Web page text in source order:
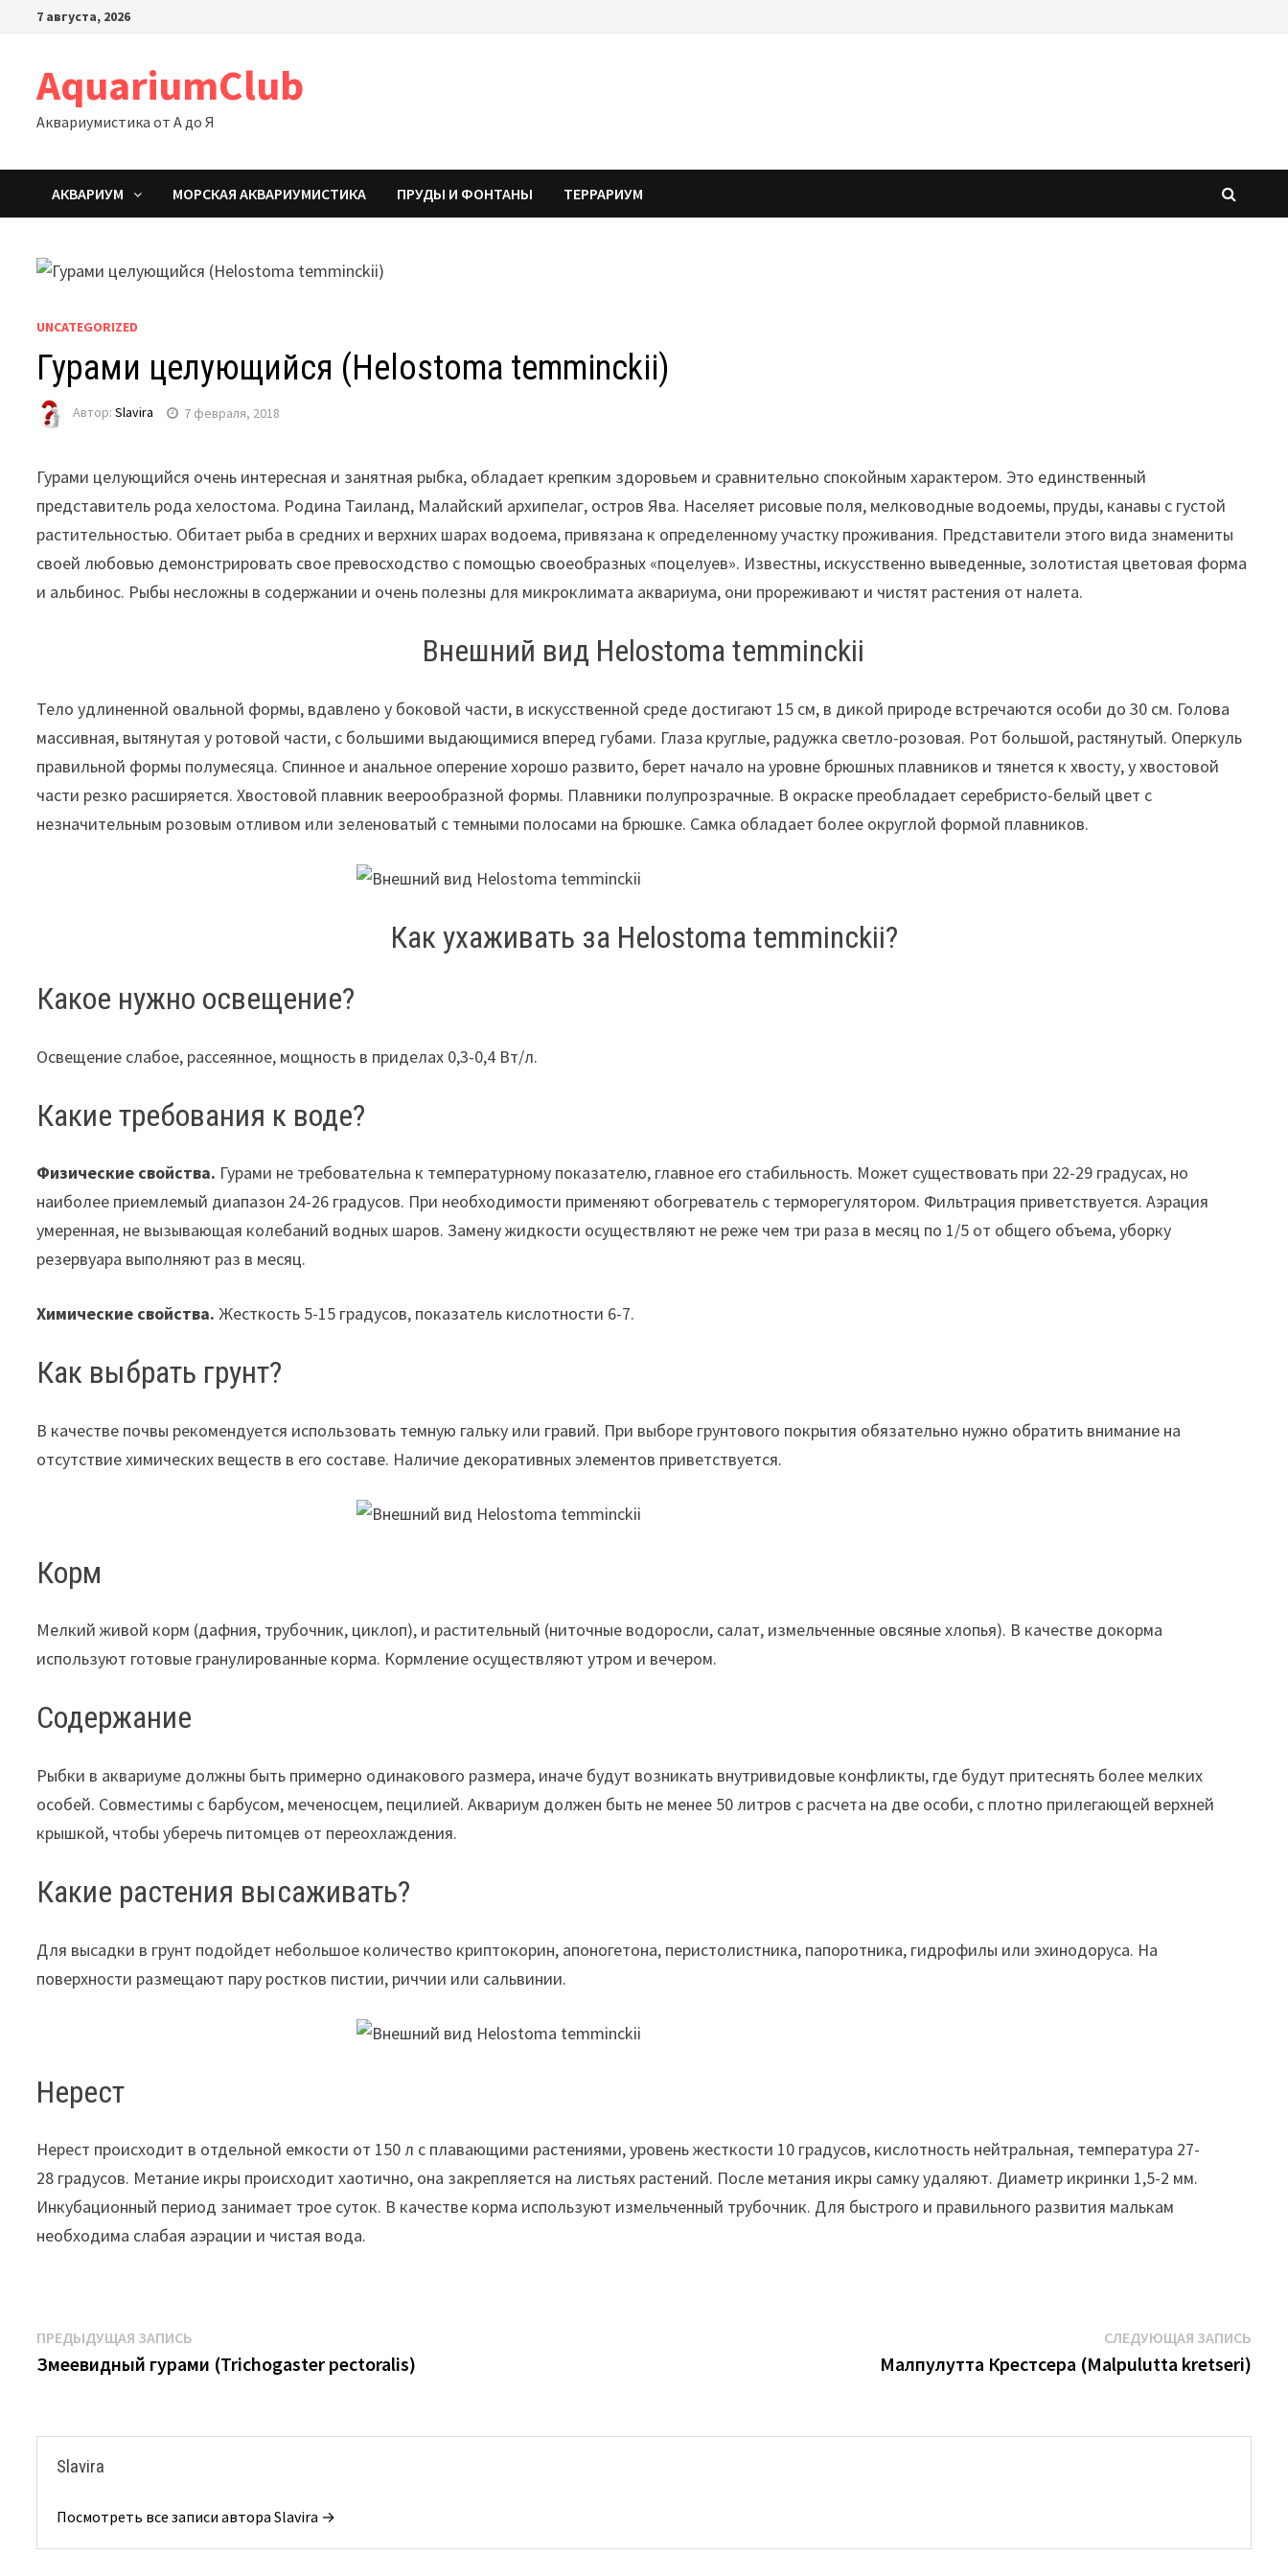
Перейти7 августа, 2026
AquariumClub
Аквариумистика от А до Я
АКВАРИУМ МОРСКАЯ АКВАРИУМИСТИКА ПРУДЫ И ФОНТАНЫ ТЕРРАРИУМ
UNCATEGORIZED
Гурами целующийся (Helostoma temminckii)
Автор:Slavira 7 февраля, 2018
Гурами целующийся очень интересная и занятная рыбка, обладает крепким здоровьем и сравнительно спокойным характером. Это единственный
представитель рода хелостома. Родина Таиланд, Малайский архипелаг, остров Ява. Населяет рисовые поля, мелководные водоемы, пруды, канавы с густой
растительностью. Обитает рыба в средних и верхних шарах водоема, привязана к определенному участку проживания. Представители этого вида знамениты
своей любовью демонстрировать свое превосходство с помощью своеобразных «поцелуев». Известны, искусственно выведенные, золотистая цветовая форма
и альбинос. Рыбы несложны в содержании и очень полезны для микроклимата аквариума, они прореживают и чистят растения от налета.
Внешний вид Helostoma temminckii
Тело удлиненной овальной формы, вдавлено у боковой части, в искусственной среде достигают 15 см, в дикой природе встречаются особи до 30 см. Голова
массивная, вытянутая у ротовой части, с большими выдающимися вперед губами. Глаза круглые, радужка светло-розовая. Рот большой, растянутый. Оперкуль
правильной формы полумесяца. Спинное и анальное оперение хорошо развито, берет начало на уровне брюшных плавников и тянется к хвосту, у хвостовой
части резко расширяется. Хвостовой плавник веерообразной формы. Плавники полупрозрачные. В окраске преобладает серебристо-белый цвет с
незначительным розовым отливом или зеленоватый с темными полосами на брюшке. Самка обладает более округлой формой плавников.
Как ухаживать за Helostoma temminckii?
Какое нужно освещение?
Освещение слабое, рассеянное, мощность в приделах 0,3-0,4 Вт/л.
Какие требования к воде?
Физические свойства. Гурами не требовательна к температурному показателю, главное его стабильность. Может существовать при 22-29 градусах, но
наиболее приемлемый диапазон 24-26 градусов. При необходимости применяют обогреватель с терморегулятором. Фильтрация приветствуется. Аэрация
умеренная, не вызывающая колебаний водных шаров. Замену жидкости осуществляют не реже чем три раза в месяц по 1/5 от общего объема, уборку
резервуара выполняют раз в месяц.
Химические свойства. Жесткость 5-15 градусов, показатель кислотности 6-7.
Как выбрать грунт?
В качестве почвы рекомендуется использовать темную гальку или гравий. При выборе грунтового покрытия обязательно нужно обратить внимание на
отсутствие химических веществ в его составе. Наличие декоративных элементов приветствуется.
Корм
Мелкий живой корм (дафния, трубочник, циклоп), и растительный (ниточные водоросли, салат, измельченные овсяные хлопья). В качестве докорма
используют готовые гранулированные корма. Кормление осуществляют утром и вечером.
Содержание
Рыбки в аквариуме должны быть примерно одинакового размера, иначе будут возникать внутривидовые конфликты, где будут притеснять более мелких
особей. Совместимы с барбусом, меченосцем, пецилией. Аквариум должен быть не менее 50 литров с расчета на две особи, с плотно прилегающей верхней
крышкой, чтобы уберечь питомцев от переохлаждения.
Какие растения высаживать?
Для высадки в грунт подойдет небольшое количество криптокорин, апоногетона, перистолистника, папоротника, гидрофилы или эхинодоруса. На
поверхности размещают пару ростков пистии, риччии или сальвинии.
Нерест
Нерест происходит в отдельной емкости от 150 л с плавающими растениями, уровень жесткости 10 градусов, кислотность нейтральная, температура 27-
28 градусов. Метание икры происходит хаотично, она закрепляется на листьях растений. После метания икры самку удаляют. Диаметр икринки 1,5-2 мм.
Инкубационный период занимает трое суток. В качестве корма используют измельченный трубочник. Для быстрого и правильного развития малькам
необходима слабая аэрации и чистая вода.
Навигация
по
ПРЕДЫДУЩАЯ ЗАПИСЬ
запись:
Змеевидный гурами (Trichogaster pectoralis)
СЛЕДУЮЩАЯ ЗАПИСЬ
Малпулутта Крестсера (Malpulutta kretseri)
Slavira
Посмотреть все записи автора Slavira →